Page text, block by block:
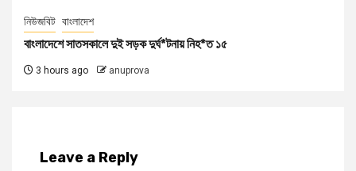
নিউজবিট বাংলাদেশ
বাংলাদেশে সাতসকালে দুই সড়ক দুর্ঘ*টনায় নিহ*ত ১৫
3 hours ago anuprova
Leave a Reply